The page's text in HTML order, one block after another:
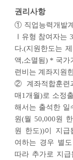
권리사항
① 직업능력개발
Ⅰ유형 참여자는
다.(지원한도는
액,소멸됨) * 국가
련비는 계좌지원
② 계좌적합훈련
매1개월)로 소정
해서는 출석한 일
원(월 50,000원
원 한도))이 지급
여하는 경우 별
따라 추가로 지급